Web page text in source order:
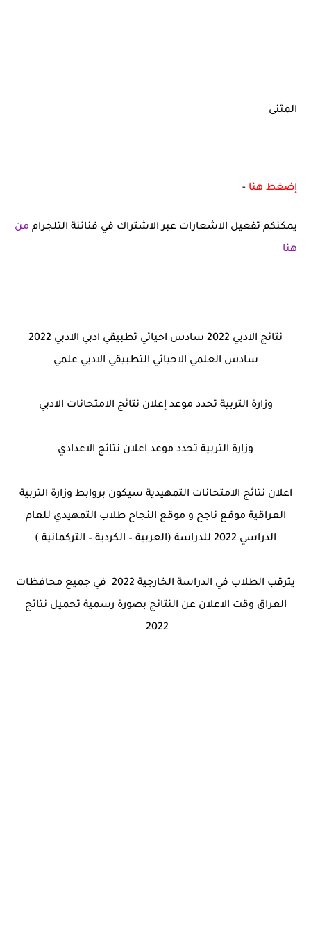
المثنى
إضغط هنا -
يمكنكم تفعيل الاشعارات عبر الاشتراك في قناتنة التلجرام من
هنا
نتائج الادبي 2022 سادس احيائي تطبيقي ادبي الادبي 2022
سادس العلمي الاحيائي التطبيقي الادبي علمي
وزارة التربية تحدد موعد إعلان نتائج الامتحانات الادبي
وزارة التربية تحدد موعد اعلان نتائج الاعدادي
اعلان نتائج الامتحانات التمهيدية سيكون بروابط وزارة التربية
العراقية موقع ناجح و موقع النجاح طلاب التمهيدي للعام
الدراسي 2022 للدراسة (العربية – الكردية – التركمانية )
يترقب الطلاب في الدراسة الخارجية 2022 في جميع محافظات
العراق وقت الاعلان عن النتائج بصورة رسمية تحميل نتائج
2022